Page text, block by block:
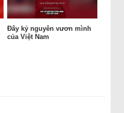
Đây kỷ nguyên vươn mình
của Việt Nam